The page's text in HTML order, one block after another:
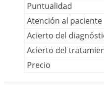
Puntualidad
Atención al paciente
Acierto del
Acierto del
Precio